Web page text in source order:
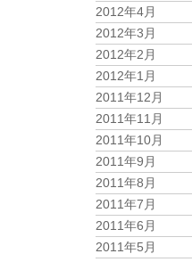
2012年4月
2012年3月
2012年2月
2012年1月
2011年12月
2011年11月
2011年10月
2011年9月
2011年8月
2011年7月
2011年6月
2011年5月